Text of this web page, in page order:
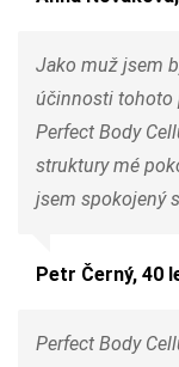
Jako muž jsem
účinnosti tohoto
Perfect Body
struktury mé
jsem spokojený
Petr Černý, 40
Perfect Body